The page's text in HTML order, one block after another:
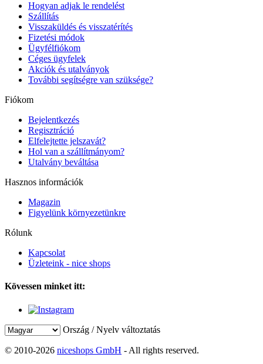
Hogyan adjak le rendelést
Szállítás
Visszaküldés és visszatérítés
Fizetési módok
Ügyfélfiókom
Céges ügyfelek
Akciók és utalványok
További segítségre van szüksége?
Fiókom
Bejelentkezés
Regisztráció
Elfelejtette jelszavát?
Hol van a szállítmányom?
Utalvány beváltása
Hasznos információk
Magazin
Figyelünk környezetünkre
Rólunk
Kapcsolat
Üzleteink - nice shops
Kövessen minket itt:
Ország / Nyelv változtatás
© 2010-2026 niceshops GmbH - All rights reserved.